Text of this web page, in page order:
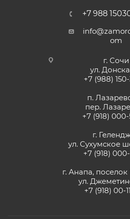
+7 988
om
г. Сочи
ул.
+7 (988)
п.
пер.
+7 (918)
г.
ул. Сухумское
+7 (918)
г. Анапа, поселок
ул.
+7 (918) 00-